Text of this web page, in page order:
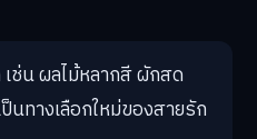
ช่น ผลไม้หลากสี ผักสด
นทางเลือกใหม่ของสายรัก